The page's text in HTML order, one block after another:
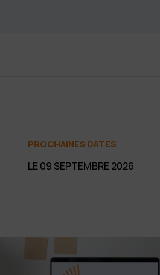
PROCHAINES DATES
LE 09 SEPTEMBRE 2026